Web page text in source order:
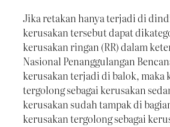
Jika retakan hanya terjadi di
kerusakan tersebut dapat
kerusakan ringan (RR) dalam
Nasional Penanggulangan
kerusakan terjadi di balok, maka
tergolong sebagai kerusakan
kerusakan sudah tampak di
kerusakan tergolong sebagai